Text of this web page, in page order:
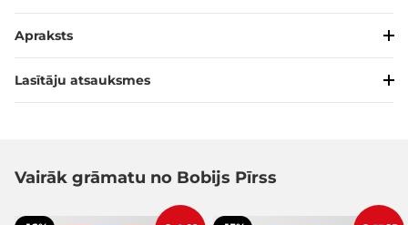
Apraksts
Lasītāju atsauksmes
Vairāk grāmatu no Bobijs Pīrss